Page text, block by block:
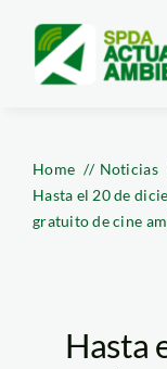
content
Home
Noticias
Hasta el 20 de
gratuito de cine
Hasta